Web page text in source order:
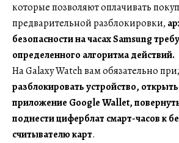
которые позволяют оплачивать
предварительной разблокировки,
безопасности на часах Samsung
определенного алгоритма действий.
На Galaxy Watch вам обязательно
разблокировать устройство,
приложение Google Wallet,
поднести циферблат смарт-часов к
считывателю карт.